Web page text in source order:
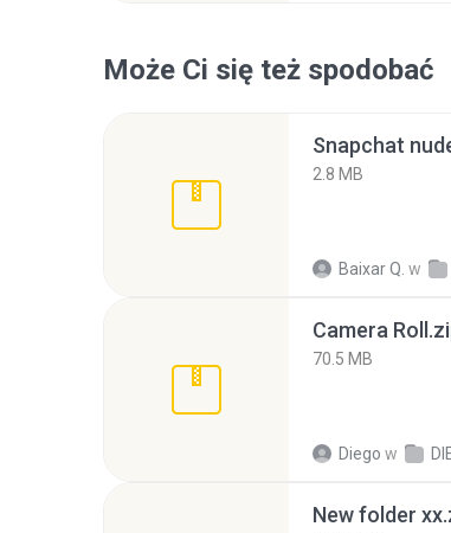
Może Ci się też spodobać
Snapchat
2.8 MB
Baixar Q. w
Camera
70.5 MB
Diego w
New folder